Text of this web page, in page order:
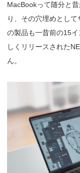
MacBookって随分と
り、その穴埋めとし
の製品も一昔前の15
しくリリースされた
ん。